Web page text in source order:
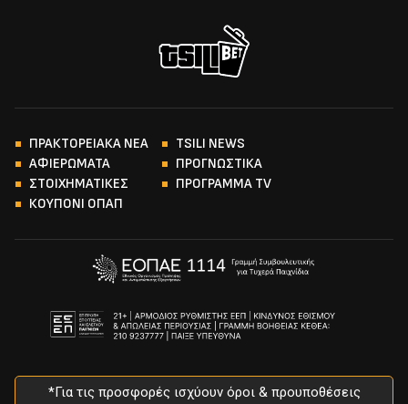
ΠΡΑΚΤΟΡΕΙΑΚΑ ΝΕΑ
TSILI NEWS
ΑΦΙΕΡΩΜΑΤΑ
ΠΡΟΓΝΩΣΤΙΚΑ
ΣΤΟΙΧΗΜΑΤΙΚΕΣ
ΠΡΟΓΡΑΜΜΑ TV
ΚΟΥΠΟΝΙ ΟΠΑΠ
*Για τις προσφορές ισχύουν όροι & προυποθέσεις